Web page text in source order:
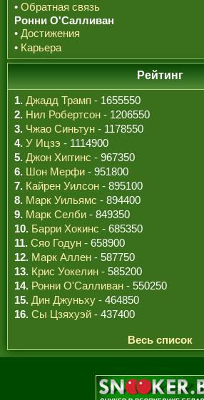
• Обратная связь
Ронни О'Салливан
• Достижения
• Карьера
Рейтинг
1. Джадд Трамп - 1655550
2. Нил Робертсон - 1206550
3. Чжао Синьтун - 1178550
4. У Ицзэ - 1114900
5. Джон Хиггинс - 967350
6. Шон Мерфи - 951800
7. Кайрен Уилсон - 895100
8. Марк Уильямс - 894400
9. Марк Селби - 849350
10. Барри Хокинс - 685350
11. Сяо Годун - 658900
12. Марк Аллен - 587750
13. Крис Уокелин - 585200
14. Ронни О'Салливан - 550250
15. Дин Джуньху - 464850
16. Сы Цзяхуэй - 437400
Весь список